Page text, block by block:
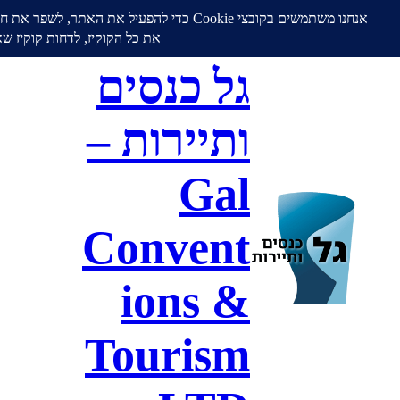
גל כנסים
ותיירות –
Gal
Convent
ions &
Tourism